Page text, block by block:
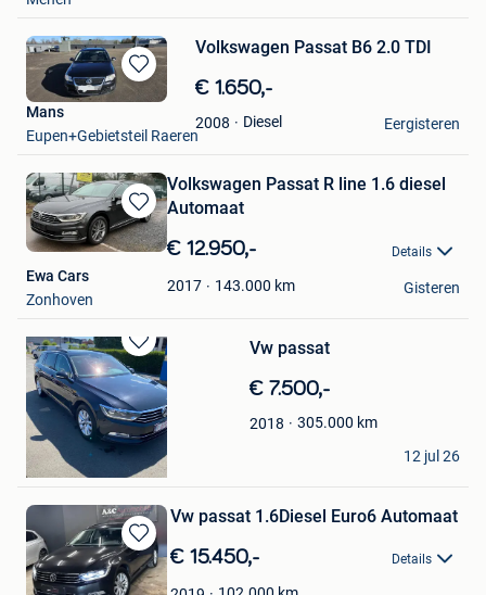
Bewaren
in
Favorieten
Volkswagen Passat B6 2.0 TDI
€ 1.650,-
2008 Diesel
Mans
Eupen+Gebietsteil Raeren
Eergisteren
Bewaren
in
Favorieten
Volkswagen Passat R line 1.6 diesel
Automaat
€ 12.950,- Details
2017 143.000 km
Ewa Cars
Zonhoven
Gisteren
Bewaren
in
Mijn
Favorieten
Vw passat
€ 7.500,-
2018 305.000 km
Goodshop4you
Oosteeklo
12 jul 26
Bewaren
in
Vw passat 1.6Diesel Euro6 Automaat
€ 15.450,- Details